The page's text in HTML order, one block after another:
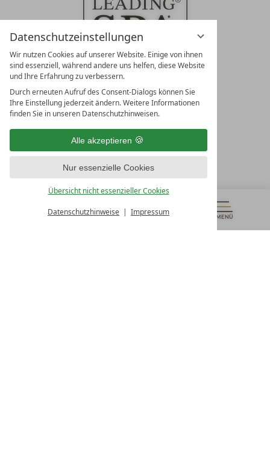
Datenschutzeinstellungen
Wir nutzen Cookies auf unserer Website. Einige von ihnen
sind essenziell, während andere uns helfen, diese Website
und Ihre Erfahrung zu verbessern.
Durch erneuten Aufruf des Consent-Dialogs können Sie
Ihre Einstellung jederzeit ändern. Weitere Informationen
finden Sie in unseren Datenschutzhinweisen.
Alle akzeptieren
Nur essenzielle Cookies
Übersicht nicht essenzieller Cookies
Datenschutzhinweise Impressum
MENÜ
GUTSCHEINE & MEHR ALLE RESORTS
LEADING SPA RESORTS
10. Oktober Str. 17/Top 1
Österreich
T +43 4242 22077
UNSERE ÖFFNUNGSZEITEN